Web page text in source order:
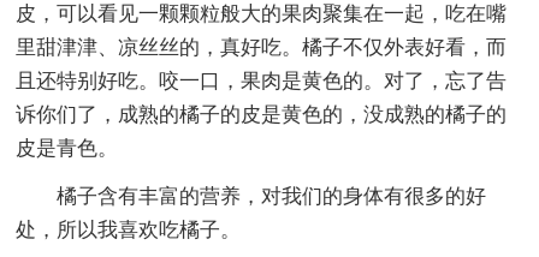
皮，可以看见一颗颗粒般大的果肉聚集在一起，吃在嘴
里甜津津、凉丝丝的，真好吃。橘子不仅外表好看，而
且还特别好吃。咬一口，果肉是黄色的。对了，忘了告
诉你们了，成熟的橘子的皮是黄色的，没成熟的橘子的
皮是青色。
橘子含有丰富的营养，对我们的身体有很多的好
处，所以我喜欢吃橘子。